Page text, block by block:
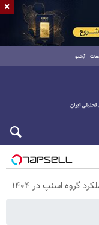
آرشیو
گروه اسنپ در ۱۴۰۴
×